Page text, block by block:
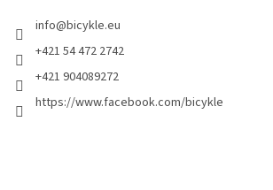
info@bicykle.eu
+421 54 472 2742
+421 904089272
https://www.facebook.com/bicykle